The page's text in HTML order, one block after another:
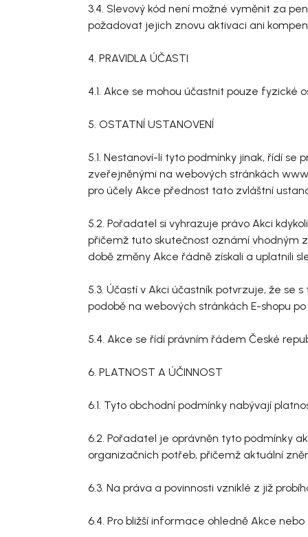
3.4. Slevový kód není možné vyměnit za
požadovat jejich znovu aktivaci ani
4. PRAVIDLA ÚČASTI
4.1. Akce se mohou účastnit pouze fyzické
5 . OSTATNÍ USTANOVENÍ
5.1. Nestanoví-li tyto podmínky jinak, řídí se
zveřejněnými na webových stránkách
pro účely Akce přednost tato zvláštní
5.2. Pořadatel si vyhrazuje právo Akci
přičemž tuto skutečnost oznámí vhodným
době změny Akce řádně získali a uplatnili
5.3. Účastí v Akci účastník potvrzuje, že se
podobě na webových stránkách E-shopu
5.4. Akce se řídí právním řádem České
6. PLATNOST A ÚČINNOST
6.1. Tyto obchodní podmínky nabývají
6.2. Pořadatel je oprávněn tyto podmínky
organizačních potřeb, přičemž aktuální
6.3. Na práva a povinnosti vzniklé z již
6.4. Pro bližší informace ohledně Akce